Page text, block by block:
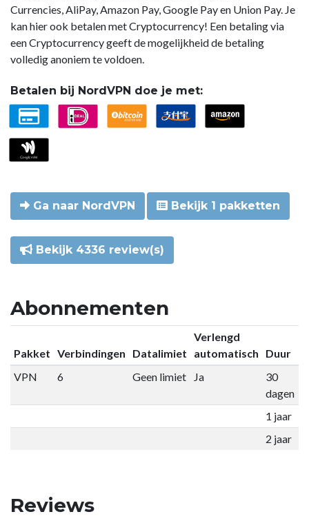
Currencies, AliPay, Amazon Pay, Google Pay en Union Pay. Je
kan hier ook betalen met Cryptocurrency! Een betaling via
een Cryptocurrency geeft de mogelijkheid de betaling
volledig anoniem te voldoen.
Betalen bij NordVPN doe je met:
Ga naar NordVPN Bekijk 1 pakketten
Bekijk 4336 review(s)
Abonnementen
Pakket Verbindingen Datalimiet
Verlengd
automatisch
Duur
VPN
6 Geen limiet Ja
30
dagen
1 jaar
2 jaar
Reviews